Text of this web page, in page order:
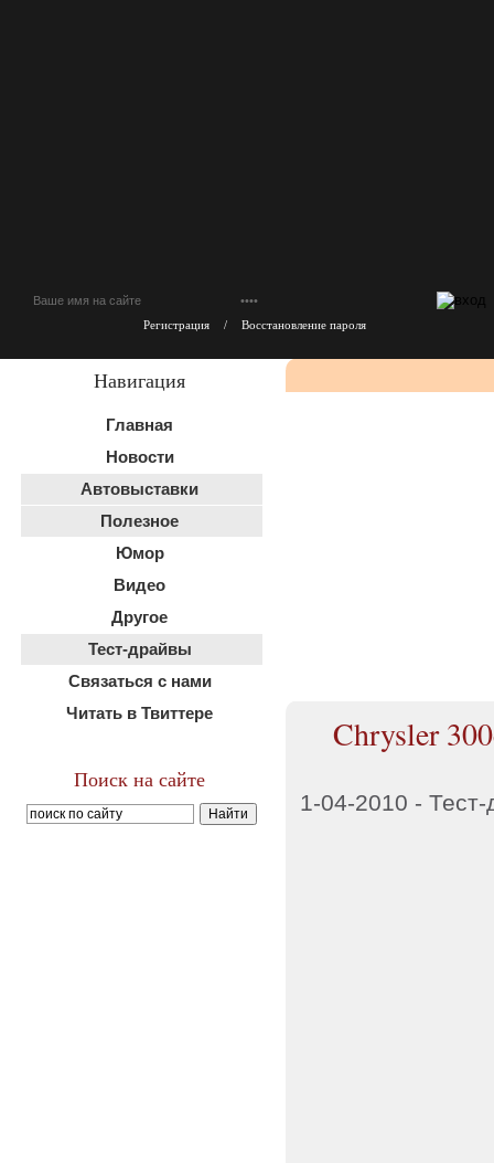
Регистрация / Восстановление пароля
Навигация
Главная
Новости
Автовыставки
Полезное
Юмор
Видео
Другое
Тест-драйвы
Связаться с нами
Читать в Твиттере
Поиск на сайте
Chrysler
1-04-2010 -